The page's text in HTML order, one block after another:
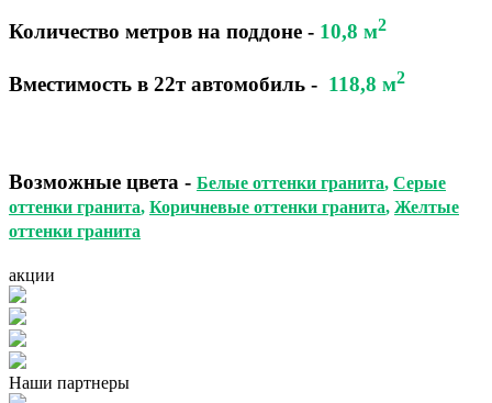
Количество метров на поддоне - 10,8 м2
Вместимость в 22т автомобиль - 118,8 м2
Возможные цвета - Белые оттенки гранита, Серые
оттенки гранита, Коричневые оттенки гранита, Желтые
оттенки гранита
акции
Наши партнеры